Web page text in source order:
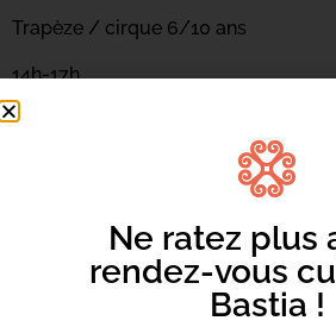
Trapèze / cirque 6/10 ans
14h-17h
(30€ ADH / 45€ non ADH)
Ne ratez plus
rendez-vous
Bastia !